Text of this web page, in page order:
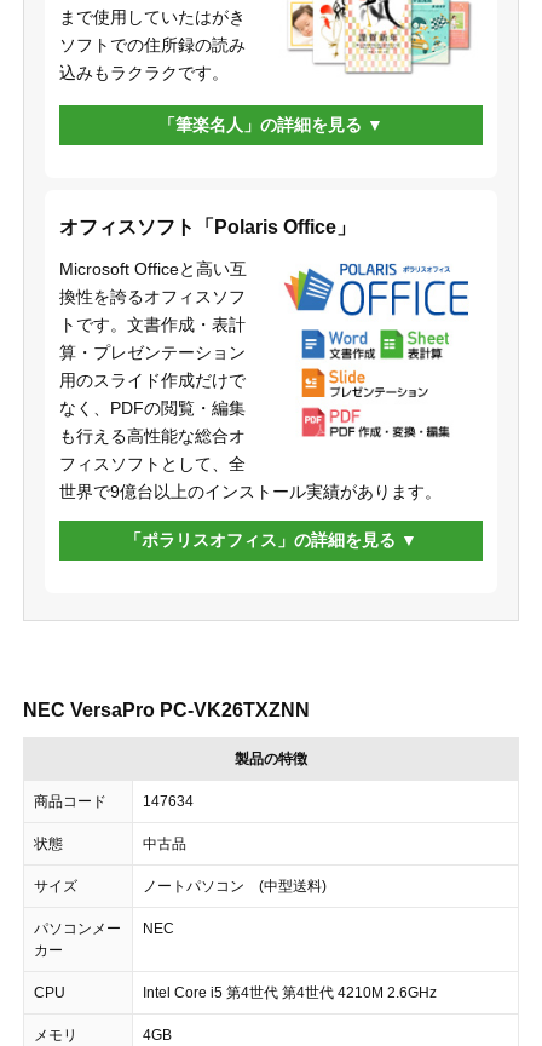
まで使用していたはがき
ソフトでの住所録の読み
込みもラクラクです。
「筆楽名人」の詳細を見る
オフィスソフト「Polaris Office」
Microsoft Officeと高い互
換性を誇るオフィスソフ
トです。文書作成・表計
算・プレゼンテーション
用のスライド作成だけで
なく、PDFの閲覧・編集
も行える高性能な総合オ
フィスソフトとして、全
世界で9億台以上のインストール実績があります。
「ポラリスオフィス」の詳細を見る
NEC VersaPro PC-VK26TXZNN
製品の特徴
商品コード 147634
状態 中古品
サイズ ノートパソコン (中型送料)
パソコンメー
カー
NEC
CPU Intel Core i5 第4世代 第4世代 4210M 2.6GHz
メモリ 4GB